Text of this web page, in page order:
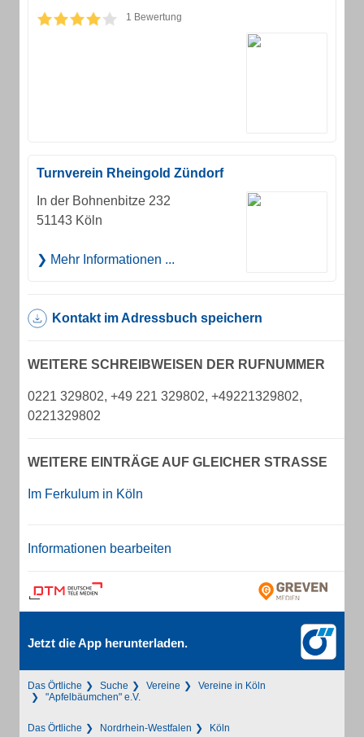
1 Bewertung
Turnverein Rheingold Zündorf
In der Bohnenbitze 232
51143 Köln
Mehr Informationen ...
Kontakt im Adressbuch speichern
WEITERE SCHREIBWEISEN DER RUFNUMMER
0221 329802, +49 221 329802, +49221329802,
0221329802
WEITERE EINTRÄGE AUF GLEICHER STRASSE
Im Ferkulum in Köln
Informationen bearbeiten
Jetzt die App herunterladen.
Das Örtliche Suche Vereine
Vereine in Köln
"Apfelbäumchen" e.V.
Das Örtliche Nordrhein-Westfalen Köln